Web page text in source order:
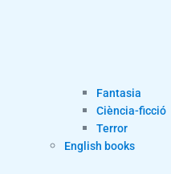
Fantasia
Ciència-ficció
Terror
English books